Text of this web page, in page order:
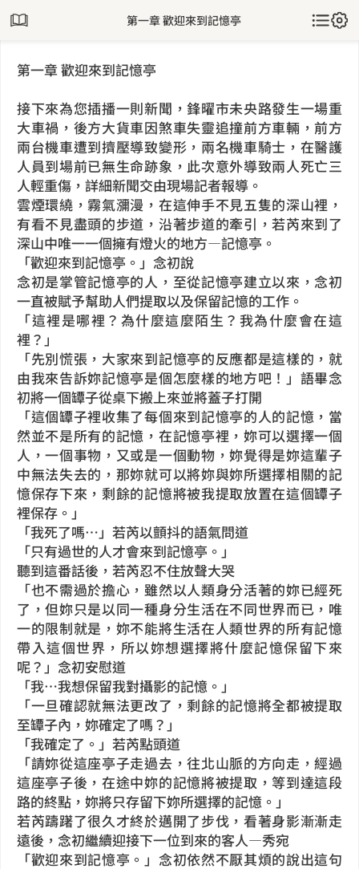
第一章 歡迎來到記憶亭
第一章 歡迎來到記憶亭
接下來為您插播一則新聞，鋒曜市未央路發生一場重
大車禍，後方大貨車因煞車失靈追撞前方車輛，前方
兩台機車遭到擠壓導致變形，兩名機車騎士，在醫護
人員到場前已無生命跡象，此次意外導致兩人死亡三
人輕重傷，詳細新聞交由現場記者報導。
雲煙環繞，霧氣瀰漫，在這伸手不見五隻的深山裡，
有看不見盡頭的步道，沿著步道的牽引，若芮來到了
深山中唯一一個擁有燈火的地方—記憶亭。
「歡迎來到記憶亭。」念初說
念初是掌管記憶亭的人，至從記憶亭建立以來，念初
一直被賦予幫助人們提取以及保留記憶的工作。
「這裡是哪裡？為什麼這麼陌生？我為什麼會在這
裡？」
「先別慌張，大家來到記憶亭的反應都是這樣的，就
由我來告訴妳記憶亭是個怎麼樣的地方吧！」語畢念
初將一個罈子從桌下搬上來並將蓋子打開
「這個罈子裡收集了每個來到記憶亭的人的記憶，當
然並不是所有的記憶，在記憶亭裡，妳可以選擇一個
人，一個事物，又或是一個動物，妳覺得是妳這輩子
中無法失去的，那妳就可以將妳與妳所選擇相關的記
憶保存下來，剩餘的記憶將被我提取放置在這個罈子
裡保存。」
「我死了嗎…」若芮以顫抖的語氣問道
「只有過世的人才會來到記憶亭。」
聽到這番話後，若芮忍不住放聲大哭
「也不需過於擔心，雖然以人類身分活著的妳已經死
了，但妳只是以同一種身分生活在不同世界而已，唯
一的限制就是，妳不能將生活在人類世界的所有記憶
帶入這個世界，所以妳想選擇將什麼記憶保留下來
呢？」念初安慰道
「我…我想保留我對攝影的記憶。」
「一旦確認就無法更改了，剩餘的記憶將全都被提取
至罈子內，妳確定了嗎？」
「我確定了。」若芮點頭道
「請妳從這座亭子走過去，往北山脈的方向走，經過
這座亭子後，在途中妳的記憶將被提取，等到達這段
路的終點，妳將只存留下妳所選擇的記憶。」
若芮躊躇了很久才終於邁開了步伐，看著身影漸漸走
遠後，念初繼續迎接下一位到來的客人—秀宛
「歡迎來到記憶亭。」念初依然不厭其煩的說出這句